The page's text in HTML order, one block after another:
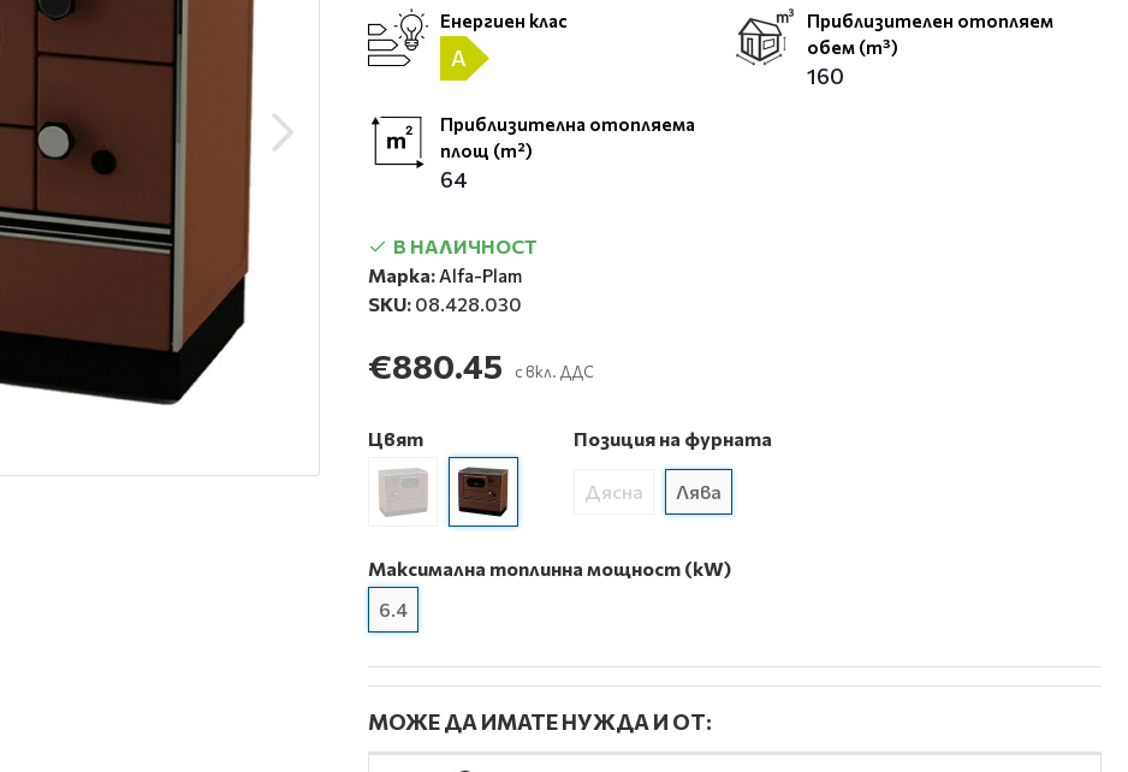
Енергиен клас
A
Приблизителен отопляем
обем (m³)
160
Приблизителна отопляема
площ (m²)
64
В НАЛИЧНОСТ
Марка: Alfa-Plam
SKU: 08.428.030
€880.45 с вкл. ДДС
Цвят Позиция на фурната
Дясна Лява
Максимална топлинна мощност (kW)
6.4
МОЖЕ ДА ИМАТЕ НУЖДА И ОТ: